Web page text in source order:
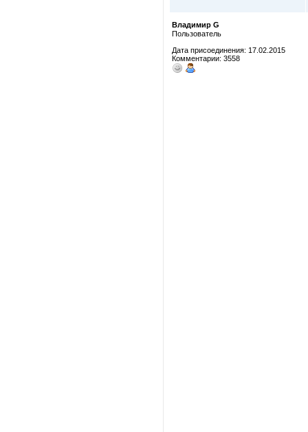
Владимир G
Пользователь
Дата присоединения: 17.02.2015
Комментарии: 3558